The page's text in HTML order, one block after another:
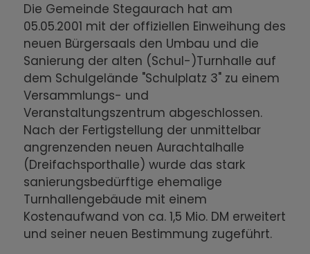
Die Gemeinde Stegaurach hat am
05.05.2001 mit der offiziellen Einweihung des
neuen Bürgersaals den Umbau und die
Sanierung der alten (Schul-)Turnhalle auf
dem Schulgelände "Schulplatz 3" zu einem
Versammlungs- und
Veranstaltungszentrum abgeschlossen.
Nach der Fertigstellung der unmittelbar
angrenzenden neuen Aurachtalhalle
(Dreifachsporthalle) wurde das stark
sanierungsbedürftige ehemalige
Turnhallengebäude mit einem
Kostenaufwand von ca. 1,5 Mio. DM erweitert
und seiner neuen Bestimmung zugeführt.